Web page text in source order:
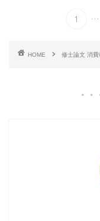
1 ...
HOME 修士論文 消